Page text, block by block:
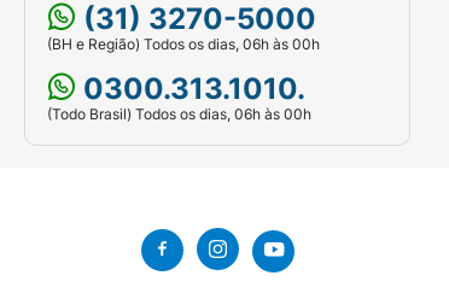
(31) 3270-5000
(BH e Região) Todos os dias, 06h às 00h
0300.313.1010.
(Todo Brasil) Todos os dias, 06h às 00h